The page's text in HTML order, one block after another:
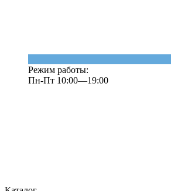
Режим работы:
Пн-Пт 10:00—19:00